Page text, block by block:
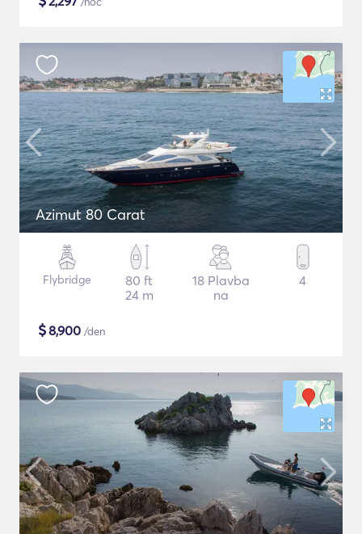
Azimut 80 Carat
Flybridge
80 ft
24 m
18 Plavba
na
4
$8,900 /den